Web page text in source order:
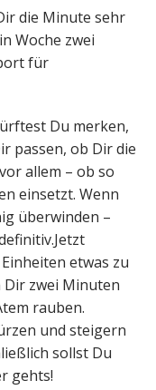
die Minute sehr
Woche zwei
für
Du merken,
passen, ob Dir die
allem – ob so
einsetzt. Wenn
überwinden –
etwas zu
zwei Minuten
rauben.
und steigern
sollst Du
gehts!